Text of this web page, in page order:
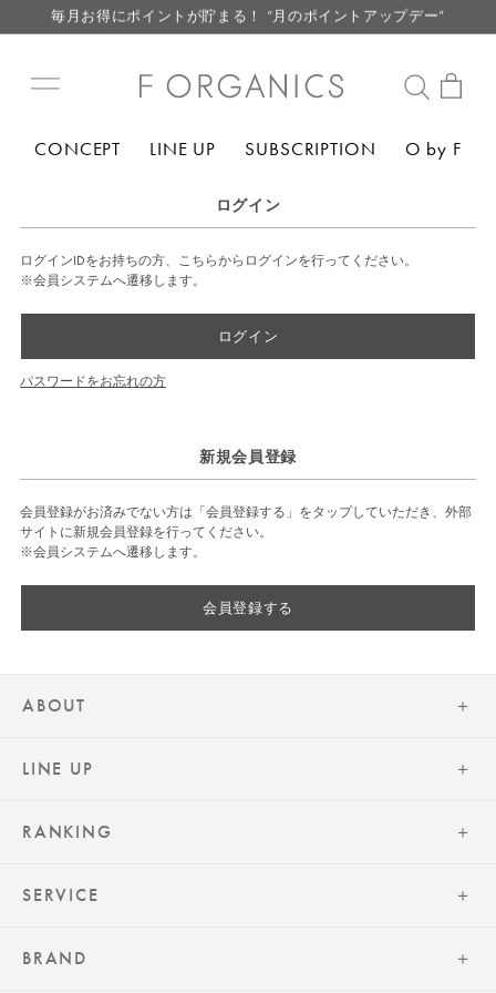
毎月お得にポイントが貯まる！ “月のポイントアップデー”
【重要】F ORGANICS Websiteの統合に関するお知らせ
毎月お得にポイントが貯まる！ “月のポイントアップデー”
CONCEPT LINE UP SUBSCRIPTION O by F
ログイン
ログインIDをお持ちの方、こちらからログインを行ってください。
※会員システムへ遷移します。
ログイン
パスワードをお忘れの方
新規会員登録
会員登録がお済みでない方は「会員登録する」をタップしていただき、外部
サイトに新規会員登録を行ってください。
※会員システムへ遷移します。
会員登録する
ABOUT
LINE UP
RANKING
SERVICE
BRAND